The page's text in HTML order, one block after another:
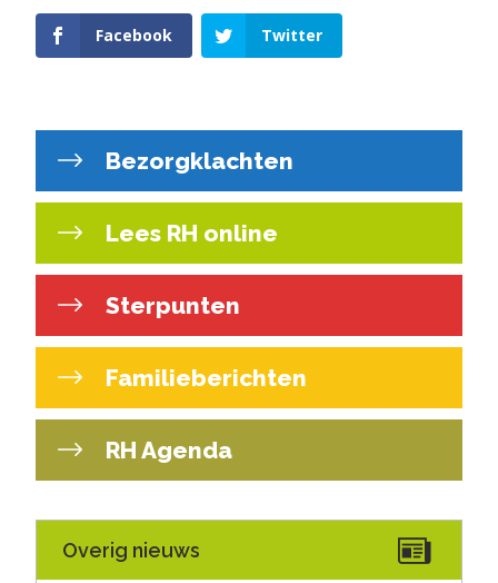
Facebook Twitter
Bezorgklachten
Lees RH online
Sterpunten
Familieberichten
RH Agenda
Overig nieuws